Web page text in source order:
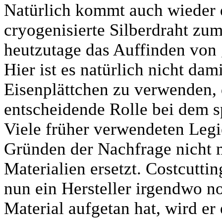
Natürlich kommt auch wieder
cryogenisierte Silberdraht
heutzutage das Auffinden
Hier ist es natürlich nicht
Eisenplättchen zu
entscheidende Rolle bei dem
Viele früher verwendeten
Gründen der Nachfrage nicht
Materialien ersetzt.
nun ein Hersteller irgendwo
Material aufgetan hat, wird